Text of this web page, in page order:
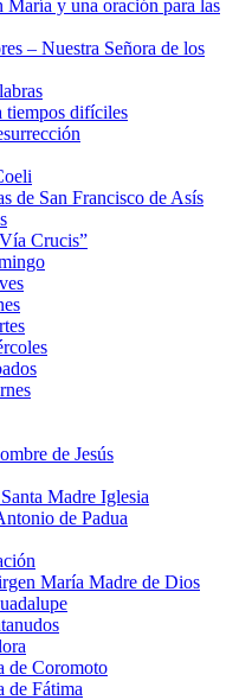
y una oración para las
– Nuestra Señora de los
tiempos difíciles
de San Francisco de Asís
Crucis”
de Jesús
Madre Iglesia
de Padua
María Madre de Dios
de Coromoto
de Fátima